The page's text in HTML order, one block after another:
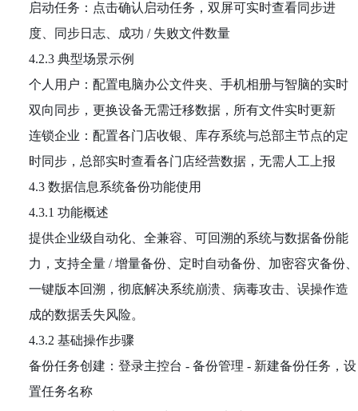
启动任务：点击确认启动任务，双屏可实时查看同步进
度、同步日志、成功 / 失败文件数量
4.2.3 典型场景示例
个人用户：配置电脑办公文件夹、手机相册与智脑的实时
双向同步，更换设备无需迁移数据，所有文件实时更新
连锁企业：配置各门店收银、库存系统与总部主节点的定
时同步，总部实时查看各门店经营数据，无需人工上报
4.3 数据信息系统备份功能使用
4.3.1 功能概述
提供企业级自动化、全兼容、可回溯的系统与数据备份能
力，支持全量 / 增量备份、定时自动备份、加密容灾备份、
一键版本回溯，彻底解决系统崩溃、病毒攻击、误操作造
成的数据丢失风险。
4.3.2 基础操作步骤
备份任务创建：登录主控台 - 备份管理 - 新建备份任务，设
置任务名称